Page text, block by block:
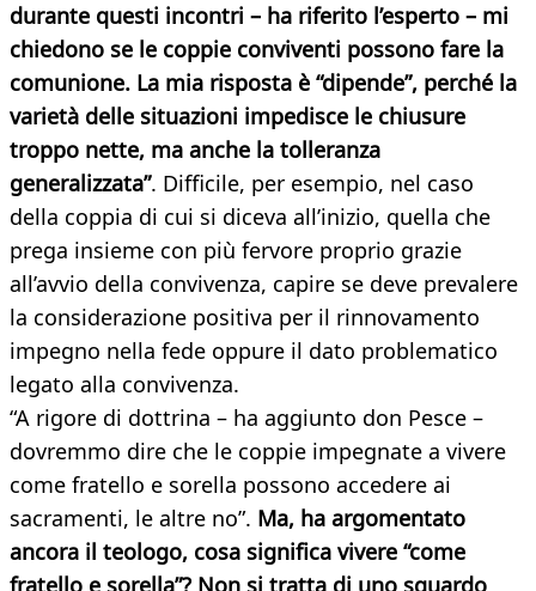
durante questi incontri – ha riferito l’esperto – mi
chiedono se le coppie conviventi possono fare la
comunione. La mia risposta è “dipende”, perché la
varietà delle situazioni impedisce le chiusure
troppo nette, ma anche la tolleranza
generalizzata”. Difficile, per esempio, nel caso
della coppia di cui si diceva all’inizio, quella che
prega insieme con più fervore proprio grazie
all’avvio della convivenza, capire se deve prevalere
la considerazione positiva per il rinnovamento
impegno nella fede oppure il dato problematico
legato alla convivenza.
“A rigore di dottrina – ha aggiunto don Pesce –
dovremmo dire che le coppie impegnate a vivere
come fratello e sorella possono accedere ai
sacramenti, le altre no”. Ma, ha argomentato
ancora il teologo, cosa significa vivere “come
fratello e sorella”? Non si tratta di uno sguardo